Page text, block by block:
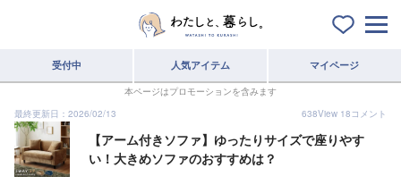
受付中 人気アイテム マイページ
本ページはプロモーションを含みます
最終更新日：2026/02/13
638View 18コメント
【アーム付きソファ】ゆったりサイズで座りやす
い！大きめソファのおすすめは？